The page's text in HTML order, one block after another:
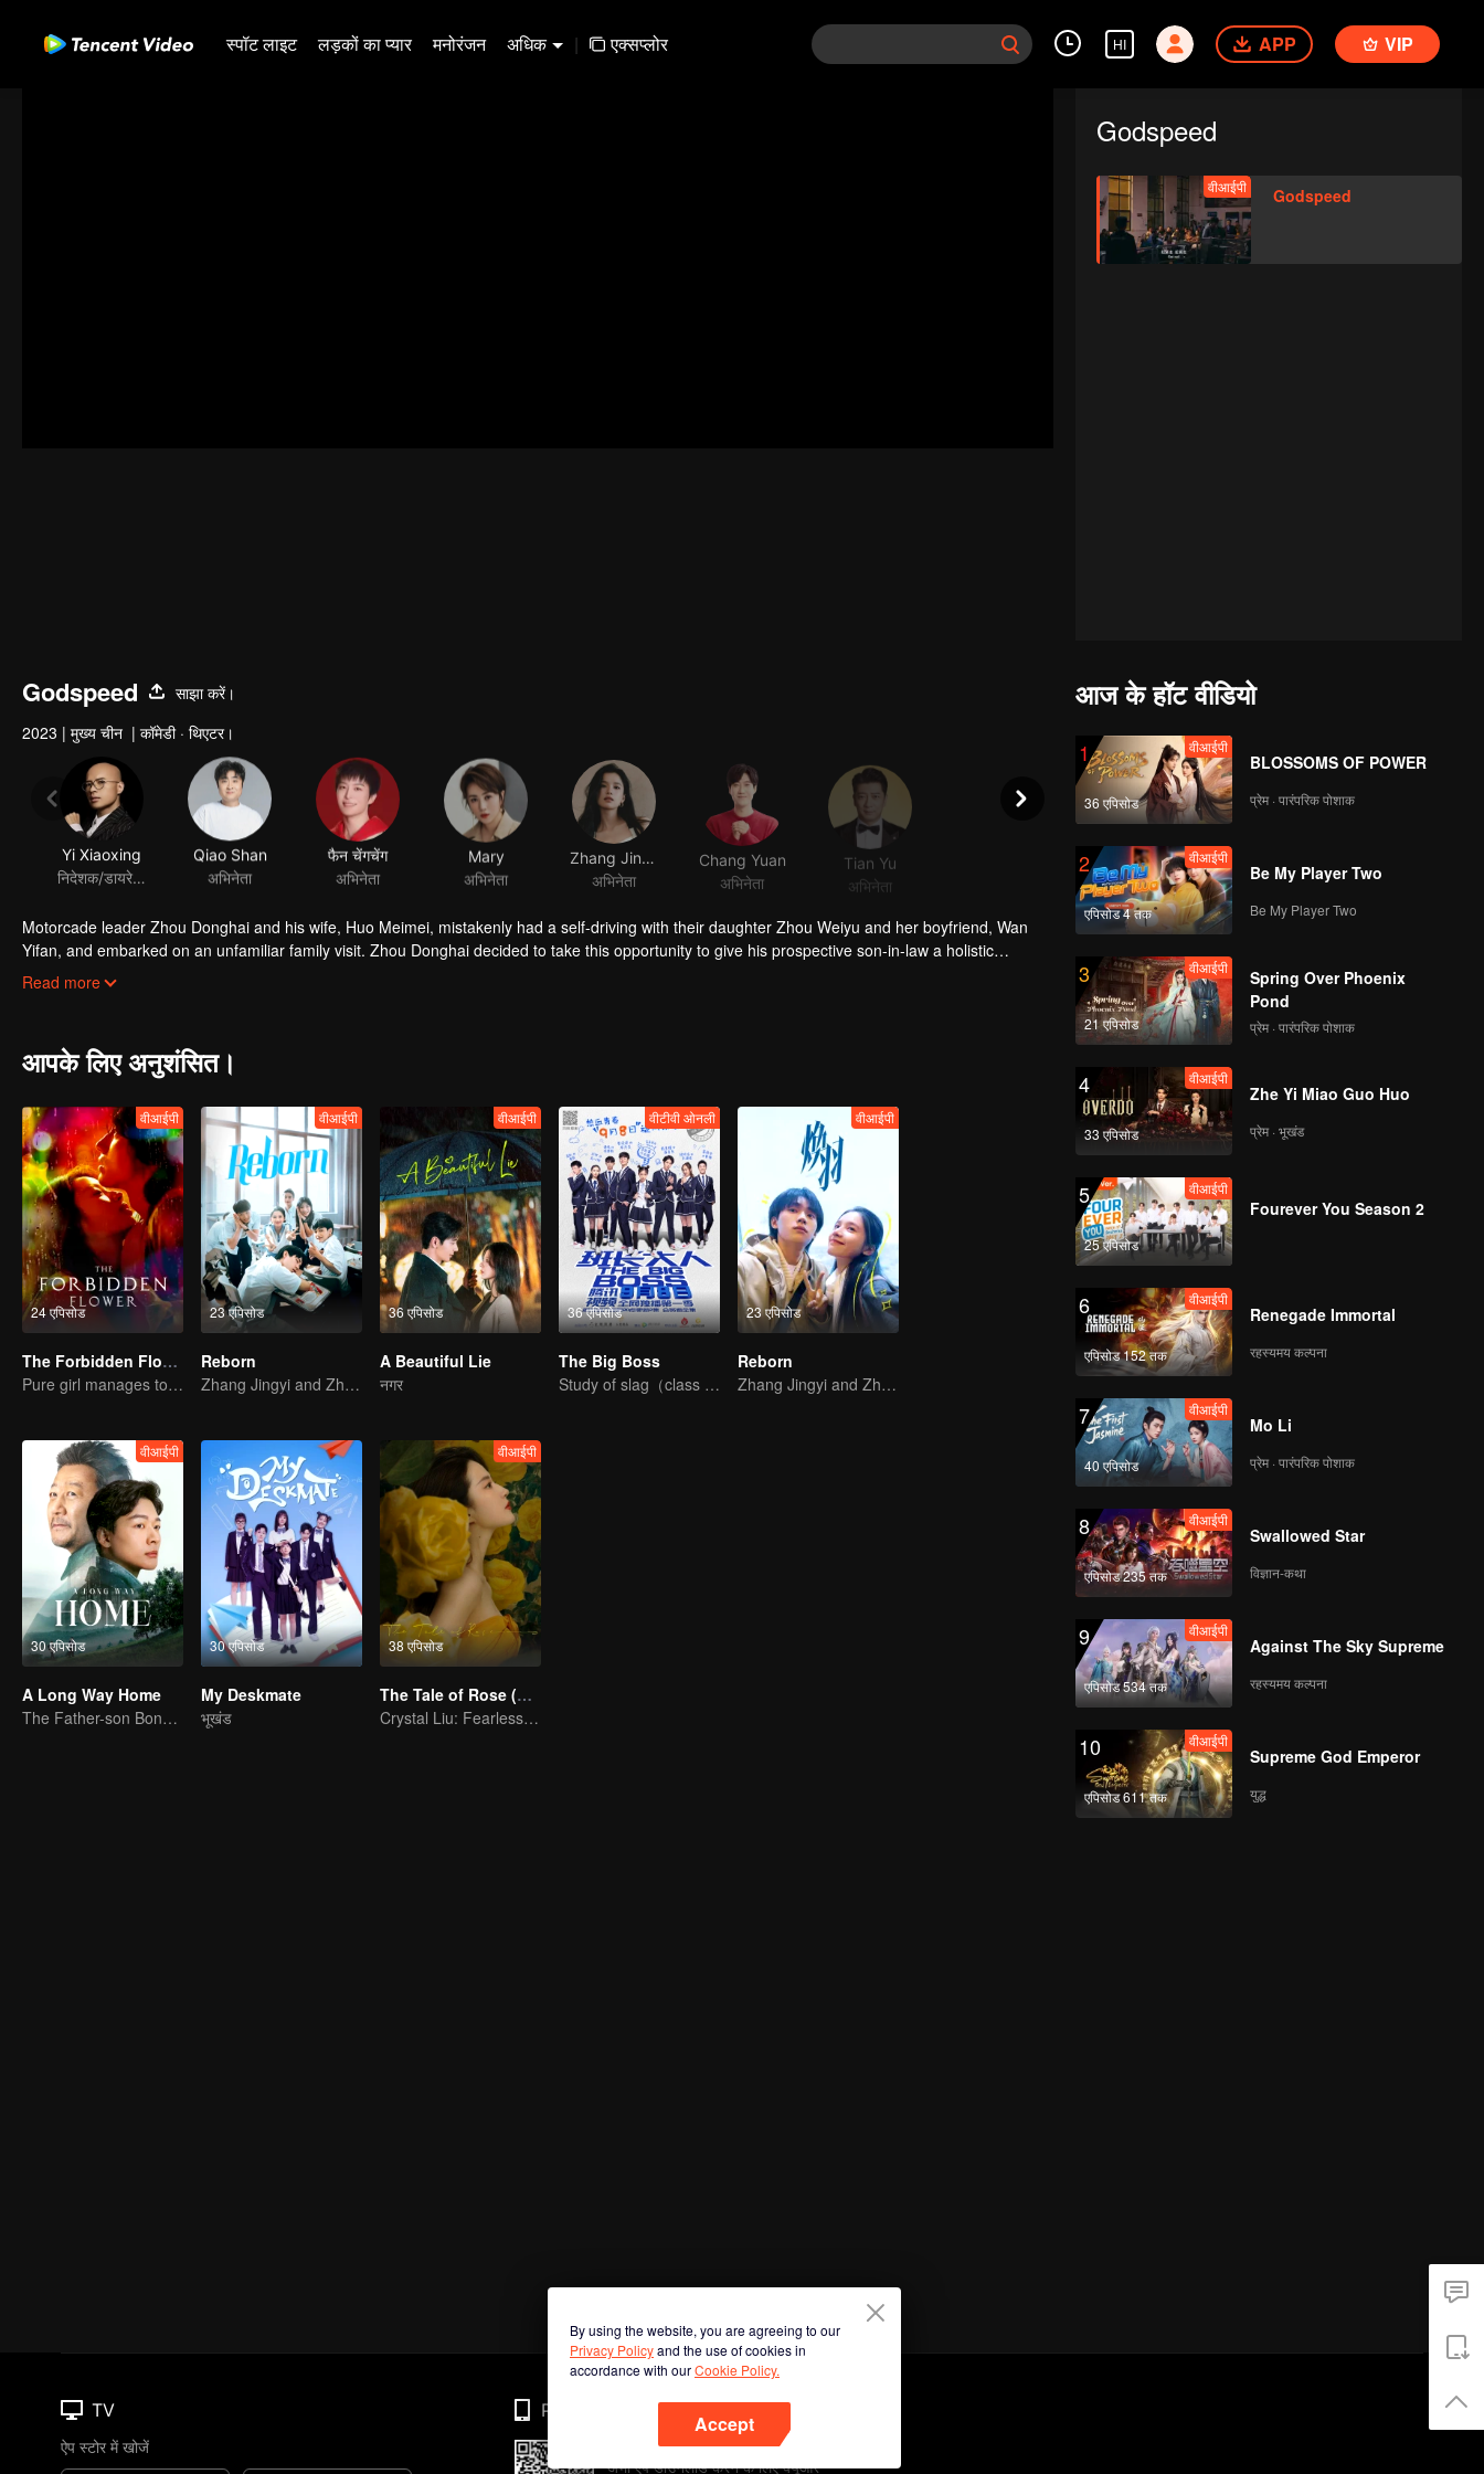
स्पॉट लाइट लड़कों का प्यार मनोरंजन अधिक | एक्सप्लोर HI APP VIP
Godspeed
वीआईपी Godspeed
Godspeed
साझा करें।
2023 | मुख्य चीन | कॉमेडी · थिएटर।
Yi Xiaoxing
निदेशक/डायरेक्टर
Qiao Shan
अभिनेता
फैन चेंगचेंग
अभिनेता
Mary
अभिनेता
अभिनेता
Chang Yuan
अभिनेता
Tian Yu
अभिनेता
Motorcade leader Zhou Donghai and his wife, Huo Meimei, mistakenly had a self-driving with their daughter Zhou Weiyu and her boyfriend, Wan
Yifan, and embarked on an unfamiliar family visit. Zhou Donghai decided to take this opportunity to give his prospective son-in-law a holistic
inspection, but Wan Yifan failed in passing the inspection. Along the way, he encountered the RV accident of Director Jia who is Zhou Donghai's
Read more
आपके लिए अनुशंसित।
24 एपिसोड
वीआईपी
The Forbidden Flower
Pure girl manages to move the handsome boy
23 एपिसोड
वीआईपी
Reborn
Zhang Jingyi and Zhou Yiran growing up journey
36 एपिसोड
वीआईपी
A Beautiful Lie
नगर
36 एपिसोड
वीटीवी ओनली
The Big Boss
Study of slag（class monitor)VS curve wrecker(school hunk)
23 एपिसोड
वीआईपी
Reborn
Zhang Jingyi and Zhou Yiran growing up journey
30 एपिसोड
वीआईपी
A Long Way Home
The Father-son Bond Depicted by Zhang Wanyi and Guo Tao
30 एपिसोड
My Deskmate
भूखंड
38 एपिसोड
वीआईपी
The Tale of Rose (English Ver.)
Crystal Liu: Fearless for Love in Life
आज के हॉट वीडियो
1
36 एपिसोड
वीआईपी
BLOSSOMS OF POWER
प्रेम · पारंपरिक पोशाक
2
एपिसोड 4 तक
वीआईपी
Be My Player Two
Be My Player Two
3
21 एपिसोड
वीआईपी
Spring Over Phoenix
Pond
प्रेम · पारंपरिक पोशाक
4
33 एपिसोड
वीआईपी
Zhe Yi Miao Guo Huo
प्रेम · भूखंड
5
25 एपिसोड
वीआईपी
Fourever You Season 2
6
एपिसोड 152 तक
वीआईपी
Renegade Immortal
रहस्यमय कल्पना
7
40 एपिसोड
वीआईपी
Mo Li
प्रेम · पारंपरिक पोशाक
8
एपिसोड 235 तक
वीआईपी
Swallowed Star
विज्ञान-कथा
9
एपिसोड 534 तक
वीआईपी
Against The Sky Supreme
रहस्यमय कल्पना
10
एपिसोड 611 तक
वीआईपी
Supreme God Emperor
युद्ध
By using the website, you are agreeing to our
Privacy Policyand the use of cookies in
accordance with ourCookie Policy.
Accept
TV
ऐप स्टोर में खोजें
Phone
अभी ऐप डाउनलोड करने के लिए क्यूआर